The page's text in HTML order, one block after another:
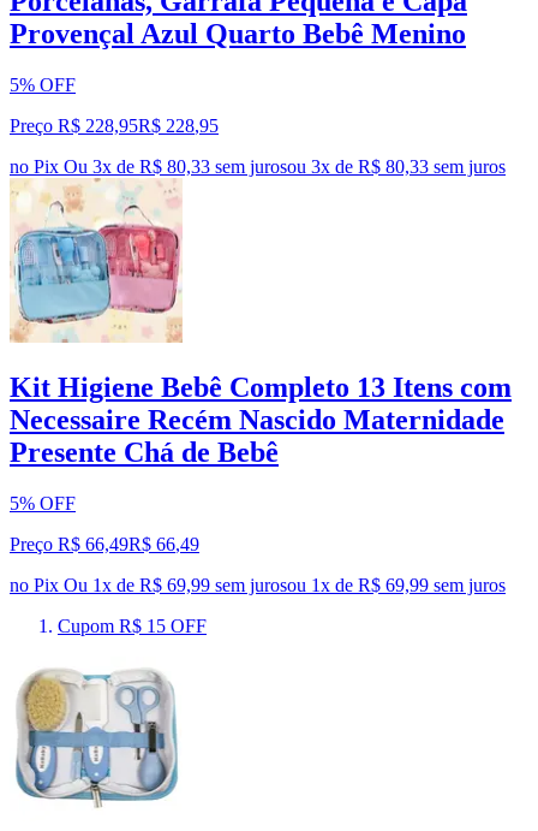
Provençal Azul Quarto Bebê Menino
5% OFF
Preço R$ 228,95R$ 228,95
no Pix Ou 3x de R$ 80,33 sem jurosou 3x de R$ 80,33 sem juros
Kit Higiene Bebê Completo 13 Itens com
Necessaire Recém Nascido Maternidade
Presente Chá de Bebê
5% OFF
Preço R$ 66,49R$ 66,49
no Pix Ou 1x de R$ 69,99 sem jurosou 1x de R$ 69,99 sem juros
Cupom R$ 15 OFF